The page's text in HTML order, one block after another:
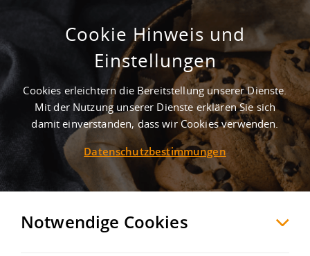
Treffer -Lagerhalle mieten in Remscheid
Remscheid Hallen/Produktion zur Miete
Möchten Sie diese Suche als Suchauftrag
Objekte informiert werden?
Cookie Hinweis und
Einstellungen
Cookies erleichtern die Bereitstellung unserer Dienste.
Mit der Nutzung unserer Dienste erklären Sie sich
damit einverstanden, dass wir Cookies verwenden.
Datenschutzbestimmungen
Notwendige Cookies